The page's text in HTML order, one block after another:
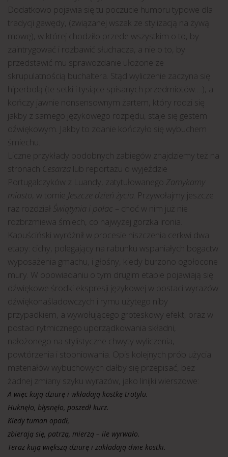
Dodatkowo pojawia się tu poczucie humoru typowe dla
tradycji gawędy, (związanej wszak ze stylizacją na żywą
mowę), w której chodziło przede wszystkim o to, by
zaintrygować i rozbawić słuchacza, a nie o to, by
przedstawić mu sprawozdanie ułożone ze
skrupulatnością buchaltera. Stąd wyliczenie zaczyna się
hiperbolą (te setki i tysiące spisanych przedmiotów….), a
kończy jawnie nonsensownym żartem, który rodzi się
jakby z samego językowego rozpędu, staje się gestem
dźwiękowym. Jakby to zdanie kończyło się wybuchem
śmiechu.
Liczne przykłady podobnych zabiegów znajdziemy też na
stronach Cesarza lub reportażu o wyjeździe
Portugalczyków z Luandy, zatytułowanego Zamykamy
miasto , w tomie Jeszcze dzień życia . Przywołajmy jeszcze
raz rozdział Świątynia i pałac – choć w nim już nie
rozbrzmiewa śmiech, co najwyżej gorzka ironia.
Kapuściński wyróżnił w procesie niszczenia cerkwi dwa
etapy: cichy, polegający na rabunku wspaniałych bogactw
wyposażenia gmachu, i głośny, kiedy burzono ogołocone
mury. W opowiadaniu o tym drugim etapie pojawiają się
dźwiękowe środki ekspresji językowej w postaci wyrazów
dźwiękonaśladowczych i rymu użytego niby
przypadkiem, a wywołującego groteskowy efekt, oraz w
postaci rytmicznego uporządkowania składni,
nałożonego na stylistyczne chwyty wyliczenia,
powtórzenia i stopniowania. Opis kolejnych prób użycia
materiałów wybuchowych dałby się przepisać, bez
żadnej zmiany szyku wyrazów, jako linijki wierszowe:
A więc kują dziurę i wkładają kostkę trotylu.
Huknęło, błysnęło, poszedł kurz.
Kiedy tuman opadł,
zbierają się, patrzą, mierzą – ile wyrwało.
Teraz kują większą dziurę i zakładają dwie kostki.